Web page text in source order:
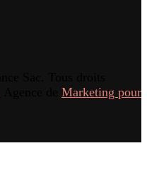
Marketing pour